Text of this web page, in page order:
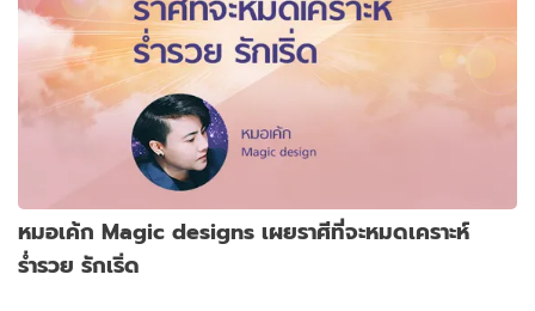
หมอเค้ก Magic designs เผยราศีที่จะหมดเคราะห์
ร่ำรวย รักเริ่ด